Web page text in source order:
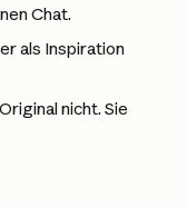
Chat.
als Inspiration
nicht. Sie